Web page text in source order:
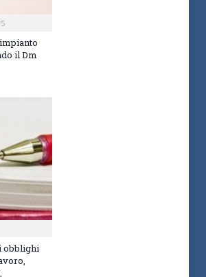
il Dm
obblighi